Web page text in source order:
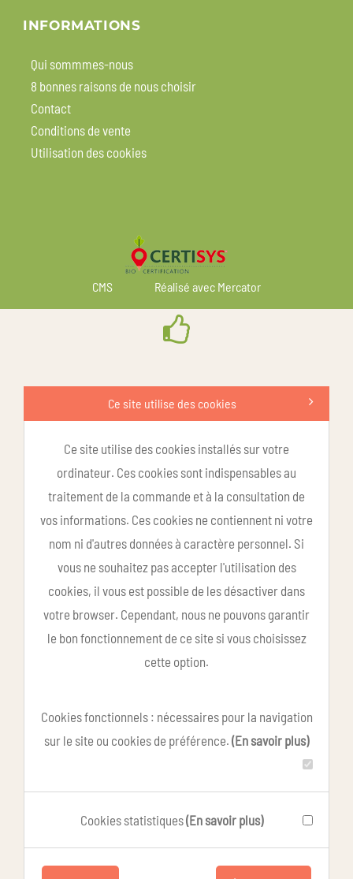
INFORMATIONS
Qui sommmes-nous
8 bonnes raisons de nous choisir
Contact
Conditions de vente
Utilisation des cookies
CMS Réalisé avec Mercator
Ce site utilise des cookies
Ce site utilise des cookies installés sur votre
ordinateur. Ces cookies sont indispensables au
traitement de la commande et à la consultation de
vos informations. Ces cookies ne contiennent ni votre
nom ni d'autres données à caractère personnel. Si
vous ne souhaitez pas accepter l'utilisation des
cookies, il vous est possible de les désactiver dans
votre browser. Cependant, nous ne pouvons garantir
le bon fonctionnement de ce site si vous choisissez
cette option.
Cookies fonctionnels : nécessaires pour la navigation
sur le site ou cookies de préférence. (En savoir plus)
Cookies statistiques(En savoir plus)